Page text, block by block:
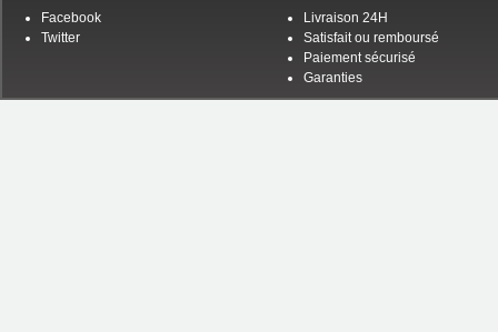
Facebook
Twitter
Livraison 24H
Satisfait ou remboursé
Paiement sécurisé
Garanties